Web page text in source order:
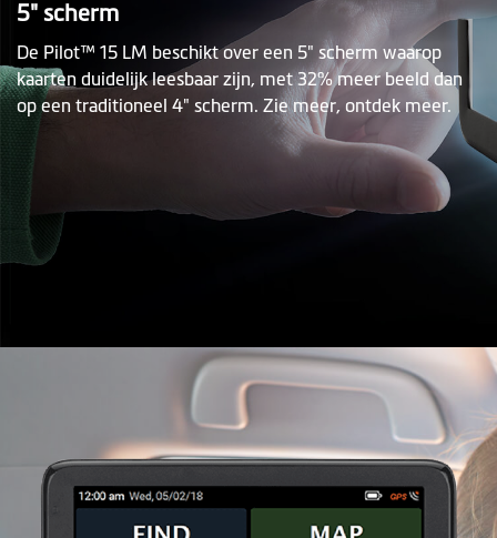
5" scherm
De Pilot™ 15 LM beschikt over een 5" scherm waarop
kaarten duidelijk leesbaar zijn, met 32% meer beeld dan
op een traditioneel 4" scherm. Zie meer, ontdek meer.